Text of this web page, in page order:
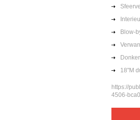
Blow-
18"M
https://
4506-